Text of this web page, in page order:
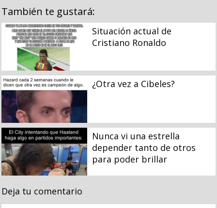
También te gustará:
Situación actual de
Cristiano Ronaldo
¿Otra vez a Cibeles?
Nunca vi una estrella
depender tanto de otros
para poder brillar
Deja tu comentario